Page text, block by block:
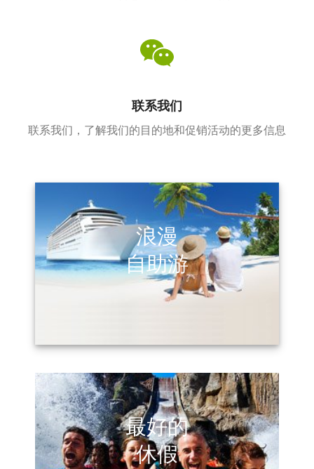
联系我们
联系我们，了解我们的目的地和促销活动的更多信息
浪漫
自助游
最好的
休假